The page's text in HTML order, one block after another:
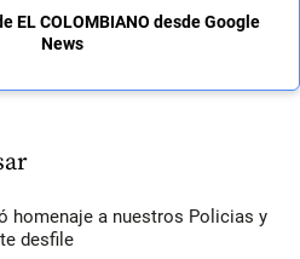
EL COLOMBIANO desde Google
News
homenaje a nuestros Policias y
desfile